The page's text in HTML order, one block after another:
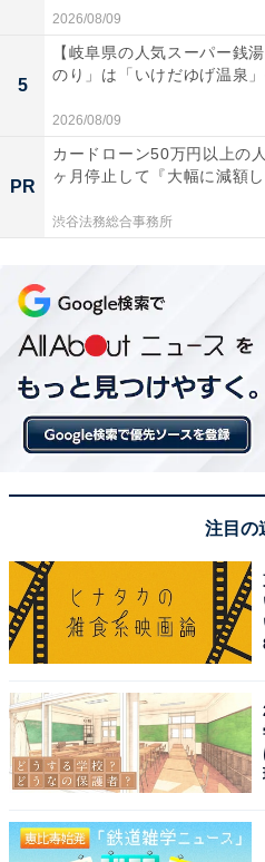
モリタウンで買い物〜イ
スがおすすめ
昭島駅北口のロータリー。右手に少し
昭島駅の北口から降りた先、
モリパーク
」となっています
んだ後、現在では明るくおし
す。
2026/08/09
5
【岐阜県の人気スーパー銭
のり」は「いけだゆげ温泉
2026/08/09
PR
カードローン50万円以上の
ヶ月停止して『大幅に減額
渋谷法務総合事務所
注目の